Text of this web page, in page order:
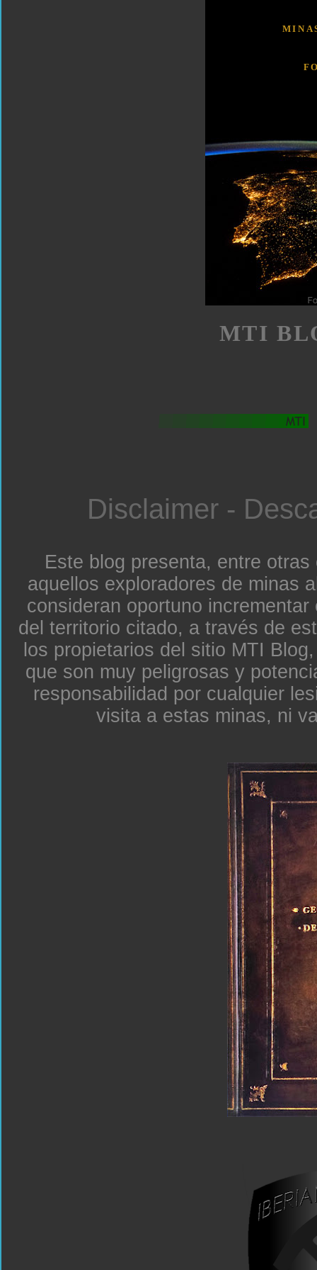
MTI
Disclaimer -
Este blog presenta, entre
aquellos exploradores de minas
consideran oportuno
del territorio citado, a través de
los propietarios del sitio MTI
que son muy peligrosas y
responsabilidad por cualquier
visita a estas minas, ni